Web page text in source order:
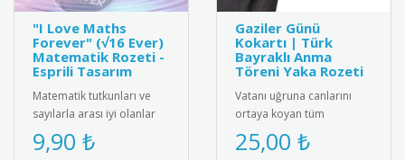
"I Love Maths
Forever" (√16 Ever)
Matematik Rozeti -
Esprili Tasarım
Matematik tutkunları ve
sayılarla arası iyi olanlar
için harika bir kelime
oyunu içeren "I ❤️ Maths ..
9,90 ₺
Gaziler Günü
Kokartı | Türk
Bayraklı Anma
Töreni Yaka Rozeti
Vatanı uğruna canlarını
ortaya koyan tüm
gazilerimizin Gaziler Günü
Kutlu Olsun" mesajı ve
25,00 ₺